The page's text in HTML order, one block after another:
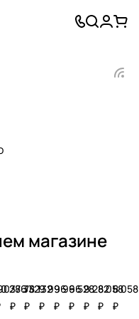
магазине
286
37 332
₽
78 132
₽
9 996
₽
9 996
₽
6 528
₽
9 282
₽
8 058
₽
8 058
₽